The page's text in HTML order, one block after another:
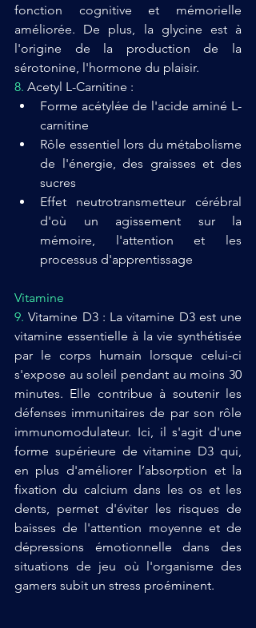
fonction cognitive et mémorielle
améliorée. De plus, la glycine est à
l'origine de la production de la
sérotonine, l'hormone du plaisir.
8. Acetyl L-Carnitine :
Forme acétylée de l'acide aminé L-
carnitine
Rôle essentiel lors du métabolisme
de l'énergie, des graisses et des
sucres
Effet neutrotransmetteur cérébral
d'où un agissement sur la
mémoire, l'attention et les
processus d'apprentissage
Vitamine
9. Vitamine D3 : La vitamine D3 est une
vitamine essentielle à la vie synthétisée
par le corps humain lorsque celui-ci
s'expose au soleil pendant au moins 30
minutes. Elle contribue à soutenir les
défenses immunitaires de par son rôle
immunomodulateur. Ici, il s'agit d'une
forme supérieure de vitamine D3 qui,
en plus d'améliorer l’absorption et la
fixation du calcium dans les os et les
dents, permet d'éviter les risques de
baisses de l'attention moyenne et de
dépressions émotionnelle dans des
situations de jeu où l'organisme des
gamers subit un stress proéminent.